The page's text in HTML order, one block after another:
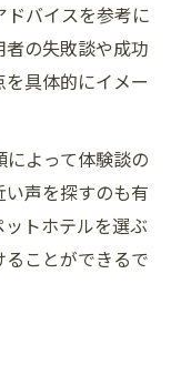
バイスを参考に
の失敗談や成功
具体的にイメー
よって体験談の
声を探すのも有
トホテルを選ぶ
ことができるで